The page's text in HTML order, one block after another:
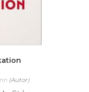
(Autor)